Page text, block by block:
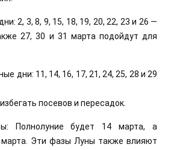
2, 3, 8, 9, 15, 18, 19, 20, 22, 23 и 26 —
27, 30 и 31 марта подойдут для
дни: 11, 14, 16, 17, 21, 24, 25, 28 и 29
посевов и пересадок.
Полнолуние будет 14 марта, а
Эти фазы Луны также влияют